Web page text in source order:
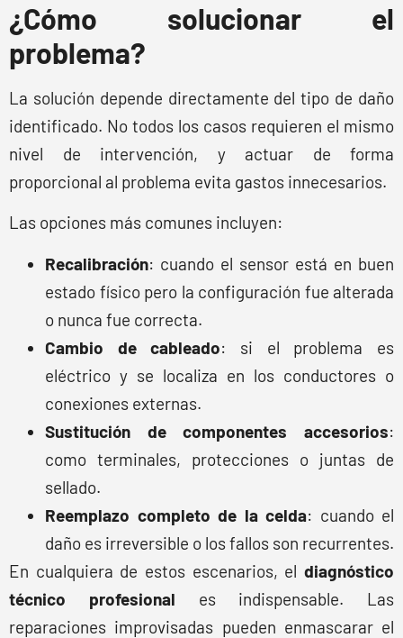
¿Cómo solucionar el
problema?
La solución depende directamente del tipo de daño
identificado. No todos los casos requieren el mismo
nivel de intervención, y actuar de forma
proporcional al problema evita gastos innecesarios.
Las opciones más comunes incluyen:
Recalibración: cuando el sensor está en buen
estado físico pero la configuración fue alterada
o nunca fue correcta.
Cambio de cableado: si el problema es
eléctrico y se localiza en los conductores o
conexiones externas.
Sustitución de componentes accesorios:
como terminales, protecciones o juntas de
sellado.
Reemplazo completo de la celda: cuando el
daño es irreversible o los fallos son recurrentes.
En cualquiera de estos escenarios, el diagnóstico
técnico profesional es indispensable. Las
reparaciones improvisadas pueden enmascarar el